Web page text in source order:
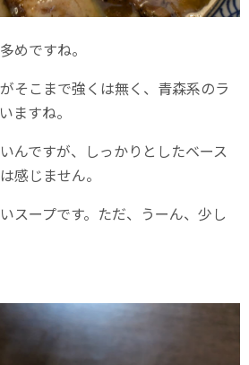
めですね。
そこまで強くは無く、青森系のラ
ますね。
んですが、しっかりとしたベース
感じません。
スープです。ただ、うーん、少し